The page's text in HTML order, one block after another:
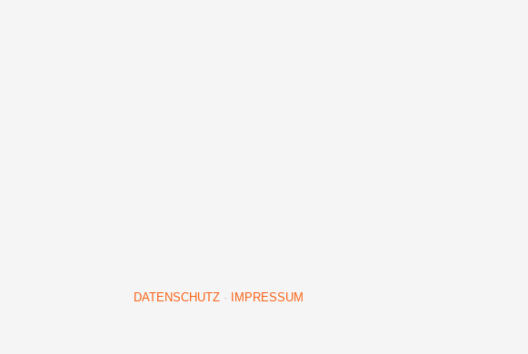
DATENSCHUTZ · IMPRESSUM